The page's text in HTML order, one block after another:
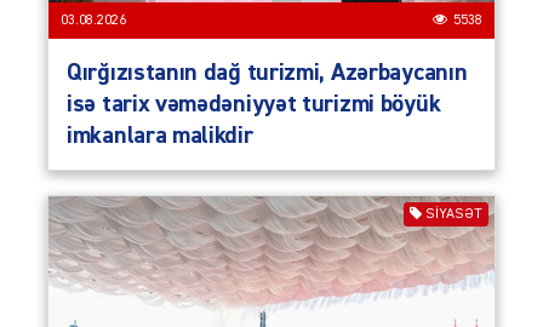
03.08.2026 5538
Qırğızıstanın dağ turizmi, Azərbaycanın
isə tarix vəmədəniyyət turizmi böyük
imkanlara malikdir
SIYASƏT